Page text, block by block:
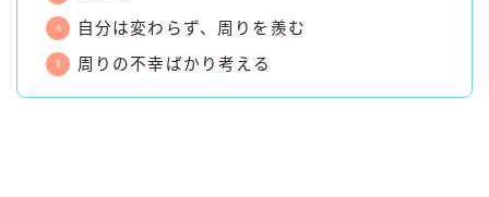
自分は変わらず、周りを羨む
周りの不幸ばかり考える